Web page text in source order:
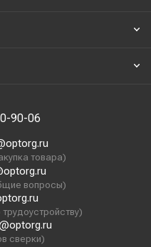
90-06
товара)
вопросы)
сверки)